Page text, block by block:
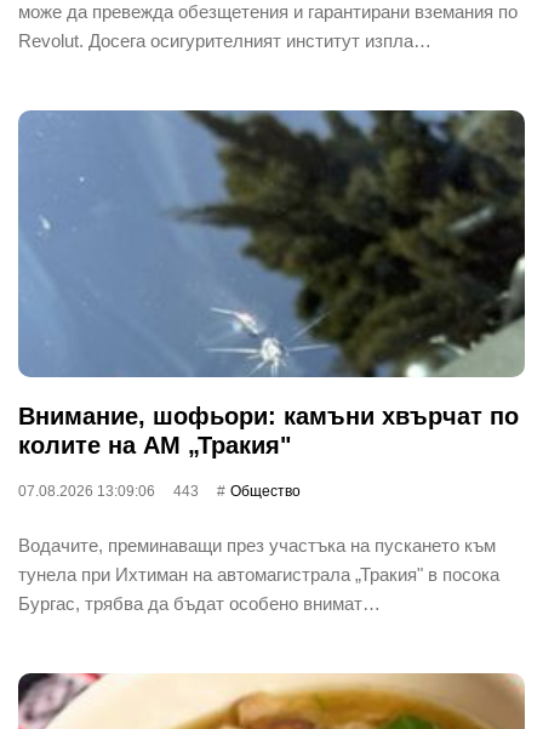
може да превежда обезщетения и гарантирани вземания по
Revolut. Досега осигурителният институт изпла…
Внимание, шофьори: камъни хвърчат по
колите на АМ „Тракия"
07.08.2026 13:09:06 443 Общество
Водачите, преминаващи през участъка на пускането към
тунела при Ихтиман на автомагистрала „Тракия" в посока
Бургас, трябва да бъдат особено внимат…